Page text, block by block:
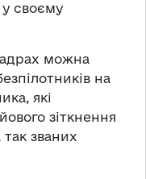
у своєму
можна
на
які
зіткнення
званих